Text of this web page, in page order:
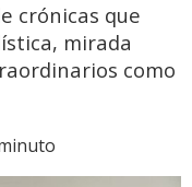
crónicas que
mirada
como